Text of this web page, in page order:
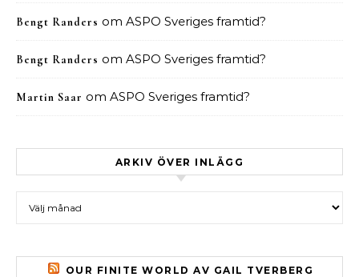
Bengt Randers om ASPO Sveriges framtid?
Bengt Randers om ASPO Sveriges framtid?
Martin Saar om ASPO Sveriges framtid?
ARKIV ÖVER INLÄGG
OUR FINITE WORLD AV GAIL TVERBERG